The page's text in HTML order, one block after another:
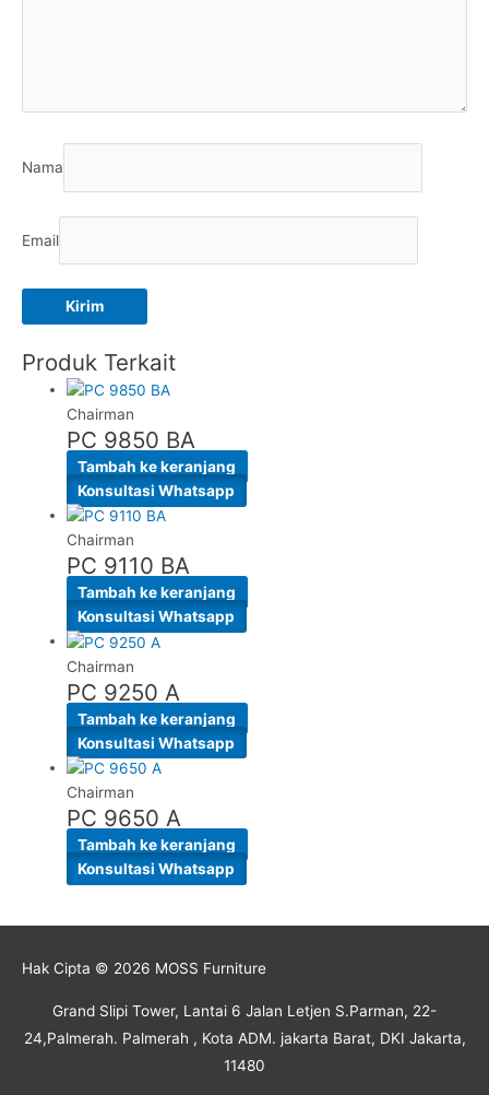
Nama
Email
Produk Terkait
Chairman
PC 9850 BA
Tambah ke keranjang
Konsultasi Whatsapp
Chairman
PC 9110 BA
Tambah ke keranjang
Konsultasi Whatsapp
Chairman
PC 9250 A
Tambah ke keranjang
Konsultasi Whatsapp
Chairman
PC 9650 A
Tambah ke keranjang
Konsultasi Whatsapp
Hak Cipta © 2026 MOSS Furniture
Grand Slipi Tower, Lantai 6 Jalan Letjen S.Parman, 22-
24,Palmerah. Palmerah , Kota ADM. jakarta Barat, DKI Jakarta,
11480